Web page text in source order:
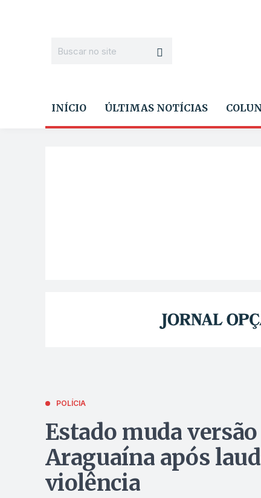
INÍCIO ÚLTIMAS NOTÍCIAS
POLÍCIA
Estado muda
Araguaína após
violência